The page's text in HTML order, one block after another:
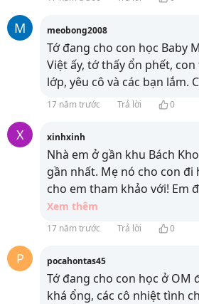
M meobong2008
Tớ đang cho con học Baby
Việt ấy, tớ thấy ổn phết,
lớp, yêu cô và các bạn lắm.
17 năm trước Trả lời 0
X xinhxinh
Nhà em ở gần khu Bách
gần nhất. Mẹ nó cho con
cho em tham khảo với! Em
Xem thêm
17 năm trước Trả lời 0
P pocahontas45
Tớ đang cho con học ở OM
khá ổng, các cô nhiệt tình